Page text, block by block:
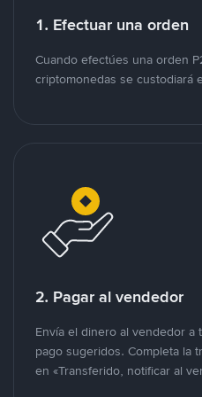
1. Efectuar una orden
Cuando efectúes una orden
criptomonedas se custodiará
2. Pagar al vendedor
Envía el dinero al vendedor a
pago sugeridos. Completa la
en «Transferido, notificar al